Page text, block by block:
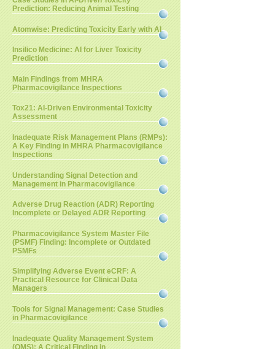
Prediction: Reducing Animal Testing
Atomwise: Predicting Toxicity Early with AI
Insilico Medicine: AI for Liver Toxicity
Prediction
Main Findings from MHRA
Pharmacovigilance Inspections
Tox21: AI-Driven Environmental Toxicity
Assessment
Inadequate Risk Management Plans (RMPs):
A Key Finding in MHRA Pharmacovigilance
Inspections
Understanding Signal Detection and
Management in Pharmacovigilance
Adverse Drug Reaction (ADR) Reporting
Incomplete or Delayed ADR Reporting
Pharmacovigilance System Master File
(PSMF) Finding: Incomplete or Outdated
PSMFs
Simplifying Adverse Event eCRF: A
Practical Resource for Clinical Data
Managers
Tools for Signal Management: Case Studies
in Pharmacovigilance
Inadequate Quality Management System
(QMS): A Critical Finding in